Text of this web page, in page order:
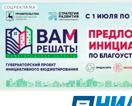
СОЦРЕКЛАМА